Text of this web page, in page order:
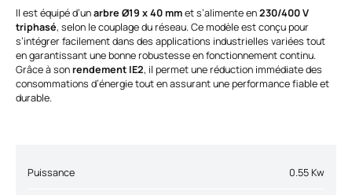
Il est équipé d’unarbre Ø19 x 40 mmet s’alimente en230/400 V
triphasé, selon le couplage du réseau. Ce modèle est conçu pour
s’intégrer facilement dans des applications industrielles variées tout
en garantissant une bonne robustesse en fonctionnement continu.
Grâce à sonrendement IE2, il permet une réduction immédiate des
consommations d’énergie tout en assurant une performance fiable et
durable.
Puissance 0.55 Kw